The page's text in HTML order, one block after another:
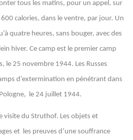
tous les matins, pour un appel, sur
calories, dans le ventre, par jour. Un
quatre heures, sans bouger, avec des
hiver. Ce camp est le premier camp
le 25 novembre 1944. Les Russes
d’extermination en pénétrant dans
le 24 juillet 1944.
visite du Struthof. Les objets et
et les preuves d’une souffrance